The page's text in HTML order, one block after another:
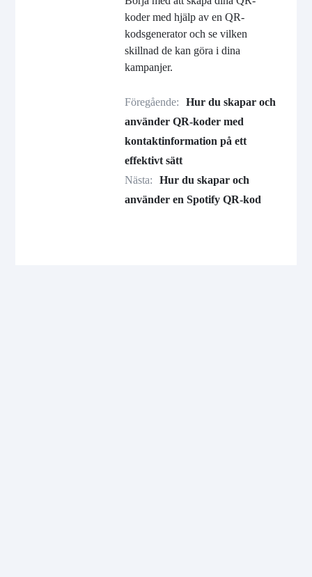
koder med hjälp av en QR-
kodsgenerator och se vilken
skillnad de kan göra i dina
kampanjer.
Föregående:
Hur du skapar och
använder QR-koder med
kontaktinformation på ett
effektivt sätt
Nästa:
Hur du skapar och
använder en Spotify QR-kod